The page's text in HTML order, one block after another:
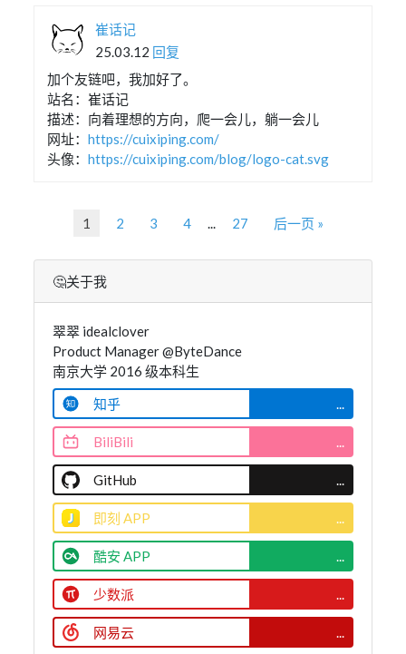
崔话记
25.03.12 回复
加个友链吧，我加好了。
站名：崔话记
描述：向着理想的方向，爬一会儿，躺一会儿
网址：https://cuixiping.com/
头像：https://cuixiping.com/blog/logo-cat.svg
1 2 3 4 ... 27 后一页 »
🤔关于我
翠翠 idealclover
Product Manager @ByteDance
南京大学 2016 级本科生
知乎
...
BiliBili ...
GitHub ...
即刻 APP ...
酷安 APP ...
少数派 ...
网易云 ...